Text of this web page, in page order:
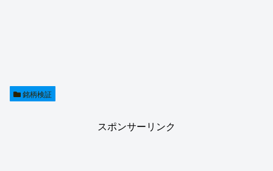
銘柄検証
スポンサーリンク